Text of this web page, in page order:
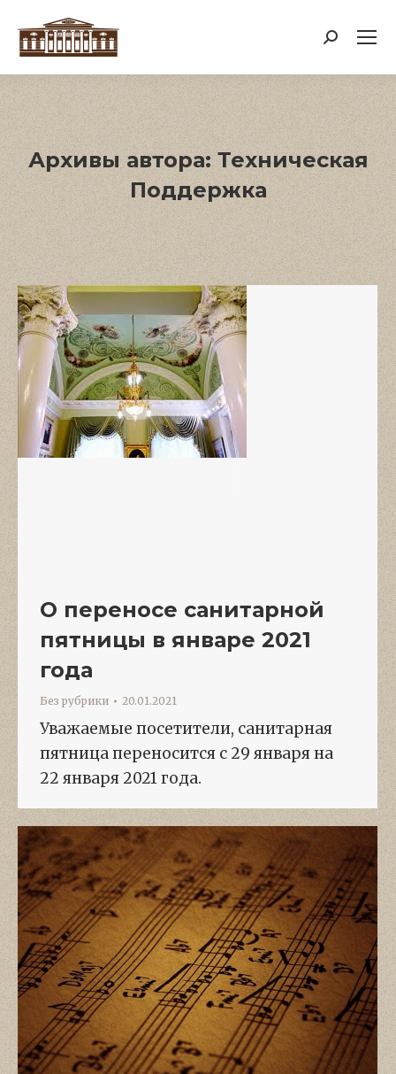
Поиск:
Архивы автора: Техническая
Поддержка
О переносе санитарной
пятницы в январе 2021
года
Без рубрики 20.01.2021
Уважаемые посетители, санитарная
пятница переносится с 29 января на
22 января 2021 года.